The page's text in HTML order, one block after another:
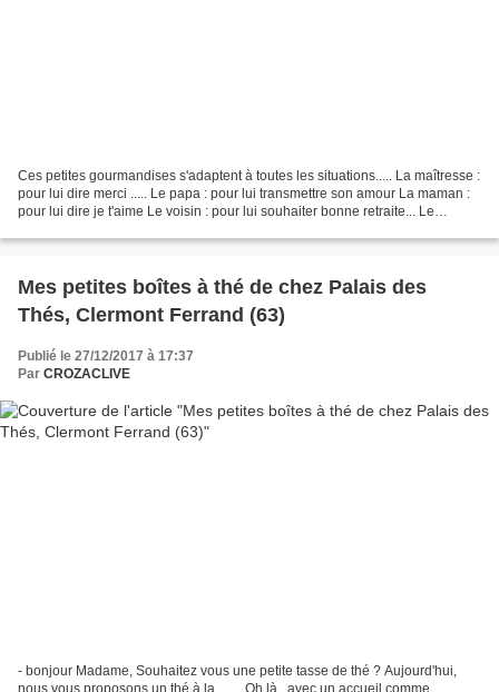
Ces petites gourmandises s'adaptent à toutes les situations..... La maîtresse :
pour lui dire merci ..... Le papa : pour lui transmettre son amour La maman :
pour lui dire je t'aime Le voisin : pour lui souhaiter bonne retraite... Le
Mes petites boîtes à thé de chez Palais des
Thés, Clermont Ferrand (63)
Publié le 27/12/2017 à 17:37
Par CROZACLIVE
- bonjour Madame, Souhaitez vous une petite tasse de thé ? Aujourd'hui,
nous vous proposons un thé à la........ Oh là , avec un accueil comme